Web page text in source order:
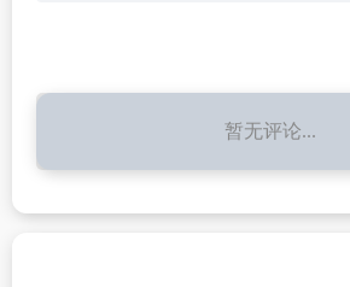
暂无评论...